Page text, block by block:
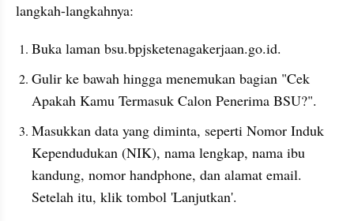
langkah-langkahnya:
Buka laman bsu.bpjsketenagakerjaan.go.id.
Gulir ke bawah hingga menemukan bagian "Cek
Apakah Kamu Termasuk Calon Penerima BSU?".
Masukkan data yang diminta, seperti Nomor Induk
Kependudukan (NIK), nama lengkap, nama ibu
kandung, nomor handphone, dan alamat email.
Setelah itu, klik tombol 'Lanjutkan'.